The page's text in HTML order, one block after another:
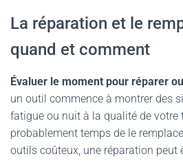
La réparation et le
quand et comment
Évaluer le moment pour réparer
un outil commence à montrer des
fatigue ou nuit à la qualité de votre
probablement temps de le
outils coûteux, une réparation peut